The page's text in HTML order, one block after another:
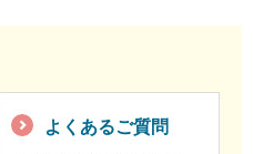
よくあるご質問